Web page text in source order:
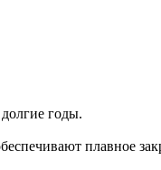
годы.
плавное